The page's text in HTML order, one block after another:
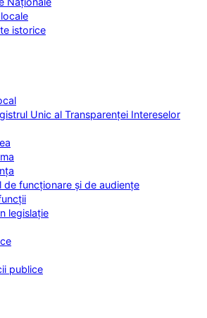
istorice
Unic al Transparenței Intereselor
de funcționare și de audiențe
legislație
publice